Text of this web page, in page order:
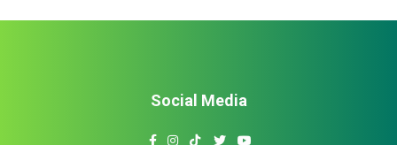
Social Media